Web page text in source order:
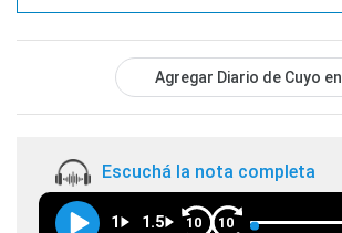
Agregar Diario de Cuyo en
Escuchá la nota completa
1 1.5 10 10